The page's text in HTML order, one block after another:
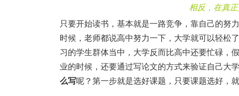
相反，在真
只要开始读书，基本就是一路竞争，靠自己的努
时候，老师都说高中努力一下，大学就可以轻松
习的学生群体当中，大学反而比高中还要忙碌，
业的时候，还要通过写论文的方式来验证自己大
么写呢？第一步就是选好课题，只要课题选好，